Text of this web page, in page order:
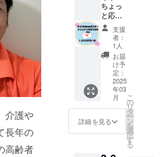
介護や
長年の
高齢者
設経験 6年
以上
○地域でのお
助け業務 2
○保育園補助
経験あり
○就学時前の
幼児への勉
ます。
このリ
ターン
は1,000
円のリ
ターン
と同じ
内容に
なりま
す。
ちょっ
と応援
したい
1000円
コース
【お礼
のメッ
セー
ジ】 感
謝の気
持ちを
込め
て、お
礼の
メッ
支援
者：
1人
お届
け予
定：
2025
年03
月
詳細を見る
こ
の
リ
タ
ー
ン
を
選
択
す
る